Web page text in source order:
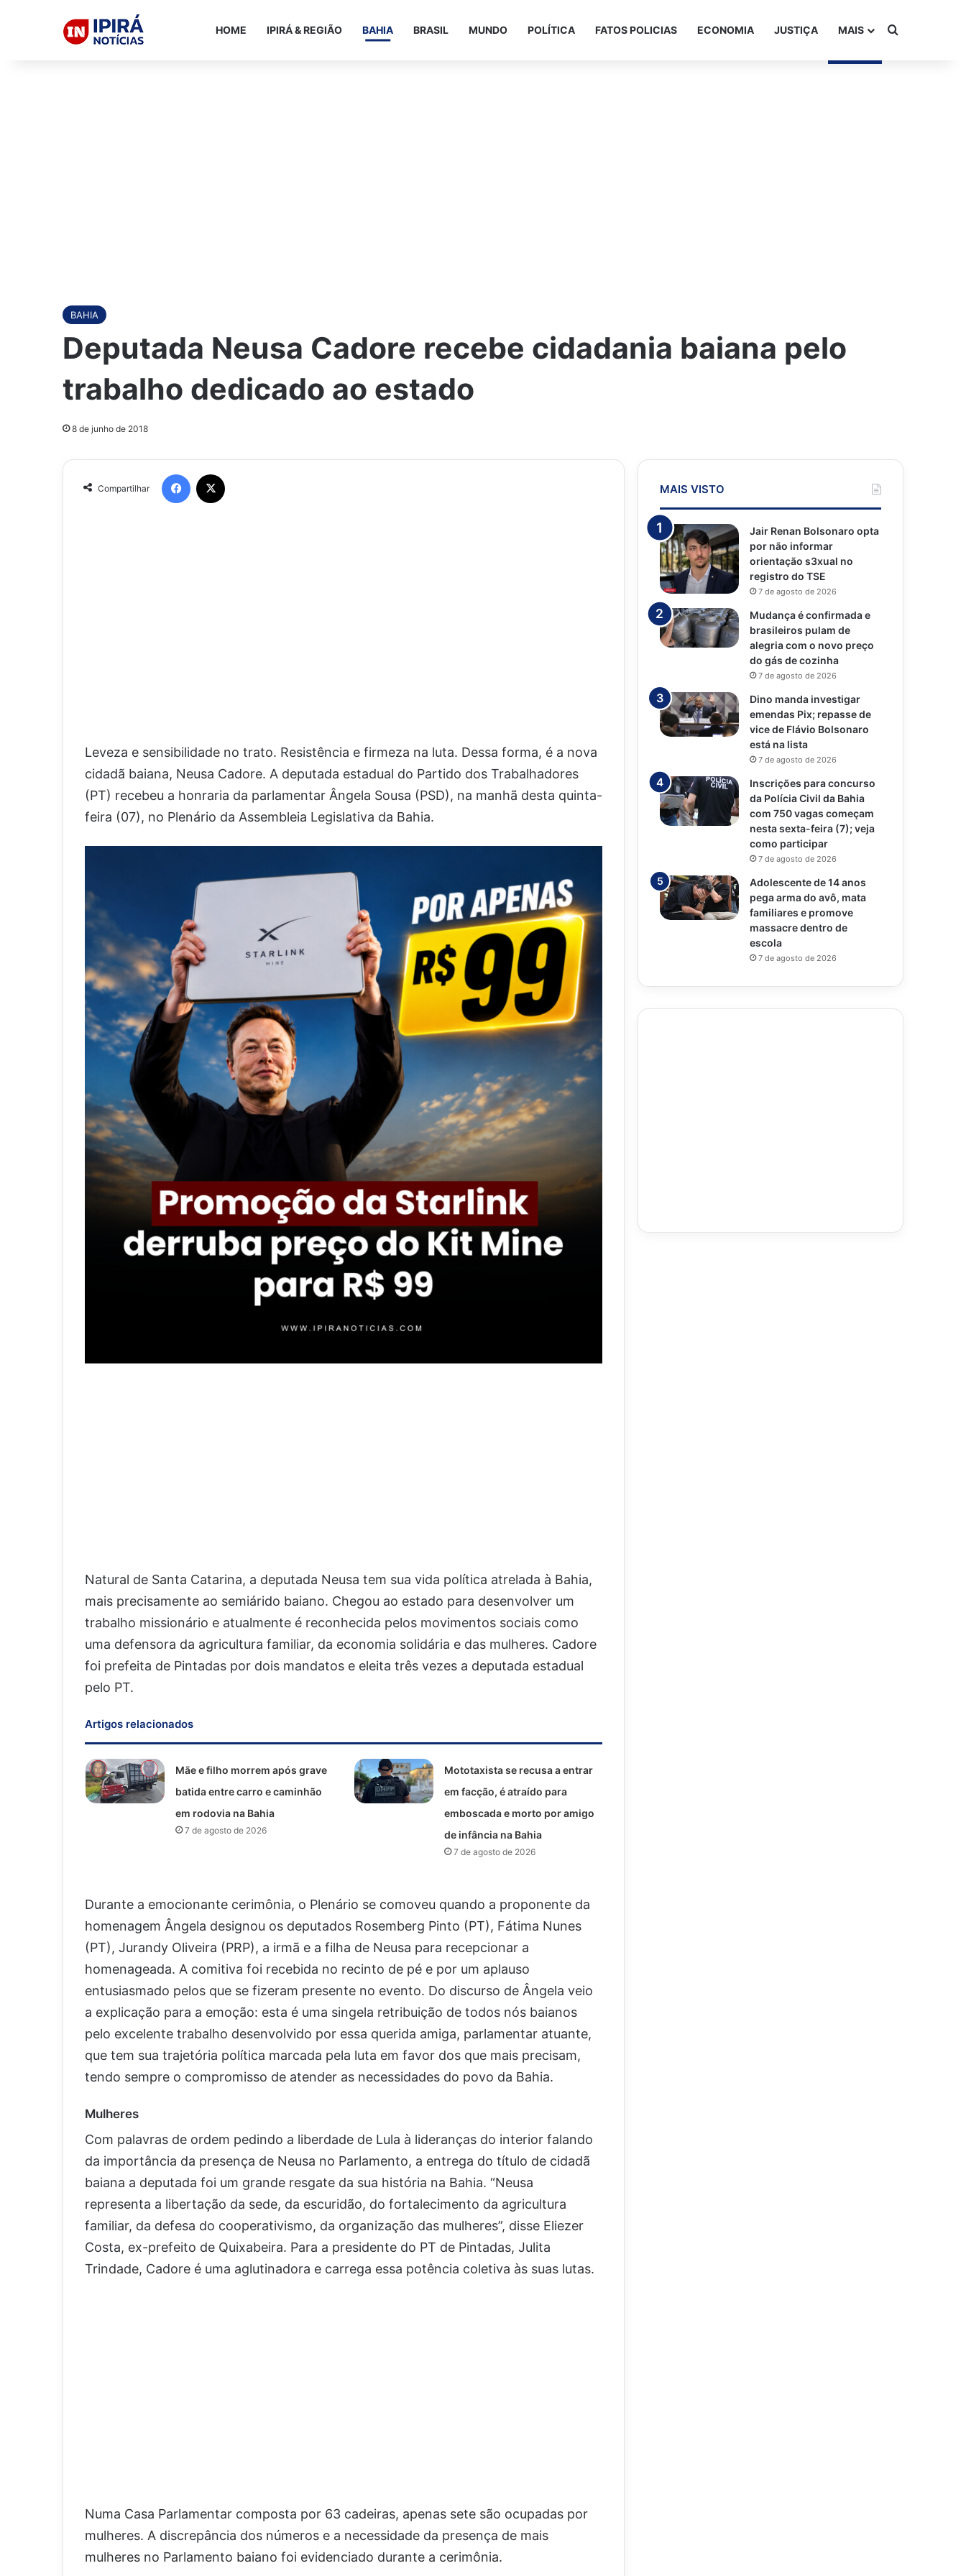
HOME IPIRÁ & REGIÃO BAHIA BRASIL MUNDO POLÍTICA FATOS POLICIAS ECONOMIA JUSTIÇA MAIS Procurar
BAHIA
Deputada Neusa Cadore recebe cidadania baiana pelo
trabalho dedicado ao estado
8 de junho de 2018
Compartilhar
Leveza e sensibilidade no trato. Resistência e firmeza na luta. Dessa forma, é a nova
cidadã baiana, Neusa Cadore. A deputada estadual do Partido dos Trabalhadores
(PT) recebeu a honraria da parlamentar Ângela Sousa (PSD), na manhã desta quinta-
feira (07), no Plenário da Assembleia Legislativa da Bahia.
Natural de Santa Catarina, a deputada Neusa tem sua vida política atrelada à Bahia,
mais precisamente ao semiárido baiano. Chegou ao estado para desenvolver um
trabalho missionário e atualmente é reconhecida pelos movimentos sociais como
uma defensora da agricultura familiar, da economia solidária e das mulheres. Cadore
foi prefeita de Pintadas por dois mandatos e eleita três vezes a deputada estadual
pelo PT.
Artigos relacionados
Mãe e filho morrem após grave
batida entre carro e caminhão
em rodovia na Bahia
7 de agosto de 2026
Mototaxista se recusa a entrar
em facção, é atraído para
emboscada e morto por amigo
de infância na Bahia
7 de agosto de 2026
Durante a emocionante cerimônia, o Plenário se comoveu quando a proponente da
homenagem Ângela designou os deputados Rosemberg Pinto (PT), Fátima Nunes
(PT), Jurandy Oliveira (PRP), a irmã e a filha de Neusa para recepcionar a
homenageada. A comitiva foi recebida no recinto de pé e por um aplauso
entusiasmado pelos que se fizeram presente no evento. Do discurso de Ângela veio
a explicação para a emoção: esta é uma singela retribuição de todos nós baianos
pelo excelente trabalho desenvolvido por essa querida amiga, parlamentar atuante,
que tem sua trajetória política marcada pela luta em favor dos que mais precisam,
tendo sempre o compromisso de atender as necessidades do povo da Bahia.
Mulheres
Com palavras de ordem pedindo a liberdade de Lula à lideranças do interior falando
da importância da presença de Neusa no Parlamento, a entrega do título de cidadã
baiana a deputada foi um grande resgate da sua história na Bahia. “Neusa
representa a libertação da sede, da escuridão, do fortalecimento da agricultura
familiar, da defesa do cooperativismo, da organização das mulheres”, disse Eliezer
Costa, ex-prefeito de Quixabeira. Para a presidente do PT de Pintadas, Julita
Trindade, Cadore é uma aglutinadora e carrega essa potência coletiva às suas lutas.
Numa Casa Parlamentar composta por 63 cadeiras, apenas sete são ocupadas por
mulheres. A discrepância dos números e a necessidade da presença de mais
mulheres no Parlamento baiano foi evidenciado durante a cerimônia.
MAIS VISTO
Jair Renan Bolsonaro opta
por não informar
orientação s3xual no
registro do TSE
7 de agosto de 2026
Mudança é confirmada e
brasileiros pulam de
alegria com o novo preço
do gás de cozinha
7 de agosto de 2026
Dino manda investigar
emendas Pix; repasse de
vice de Flávio Bolsonaro
está na lista
7 de agosto de 2026
Inscrições para concurso
da Polícia Civil da Bahia
com 750 vagas começam
nesta sexta-feira (7); veja
como participar
7 de agosto de 2026
Adolescente de 14 anos
pega arma do avô, mata
familiares e promove
massacre dentro de
escola
7 de agosto de 2026